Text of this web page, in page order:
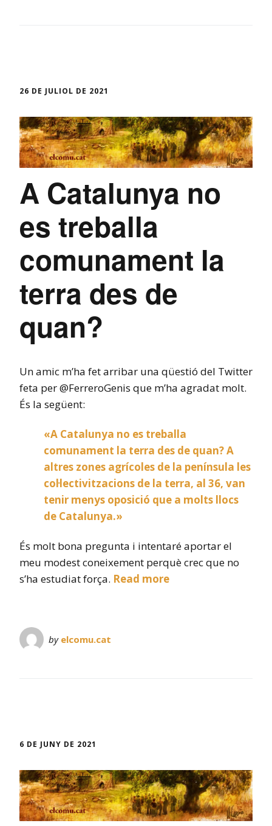
26 DE JULIOL DE 2021
A Catalunya no
es treballa
comunament la
terra des de
quan?
Un amic m’ha fet arribar una qüestió del Twitter
feta per @FerreroGenis que m’ha agradat molt.
És la següent:
«A Catalunya no es treballa
comunament la terra des de quan? A
altres zones agrícoles de la península les
col·lectivitzacions de la terra, al 36, van
tenir menys oposició que a molts llocs
de Catalunya.»
És molt bona pregunta i intentaré aportar el
meu modest coneixement perquè crec que no
s’ha estudiat força. Read more
by elcomu.cat
6 DE JUNY DE 2021